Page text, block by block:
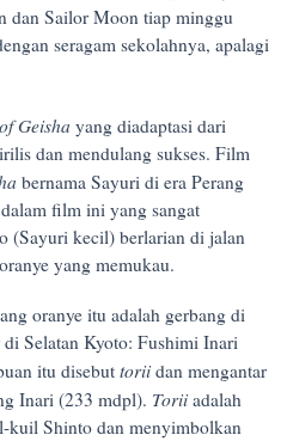
dan Sailor Moon tiap minggu
seragam sekolahnya, apalagi
Geisha yang diadaptasi dari
dan mendulang sukses. Film
bernama Sayuri di era Perang
film ini yang sangat
(Sayuri kecil) berlarian di jalan
yang memukau.
oranye itu adalah gerbang di
Selatan Kyoto: Fushimi Inari
itu disebut toriidan mengantar
Inari (233 mdpl). Toriiadalah
kuil Shinto dan menyimbolkan